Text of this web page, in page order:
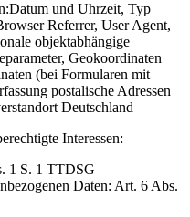
Datum und Uhrzeit, Typ
Referrer, User Agent,
objektabhängige
Geokoordinaten
(bei Formularen mit
postalische Adressen
Deutschland
Interessen:
1 S. 1 TTDSG
Daten: Art. 6 Abs.